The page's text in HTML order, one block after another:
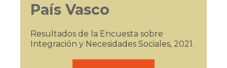
País Vasco
Resultados de la Encuesta sobre
Integración y Necesidades Sociales, 2021.